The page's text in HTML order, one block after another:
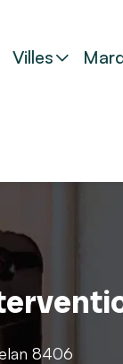
Villes
8406